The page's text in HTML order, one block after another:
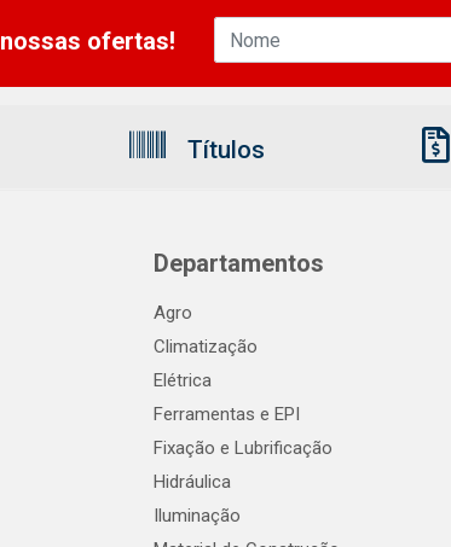
ofertas!
Títulos
Departamentos
Agro
Climatização
Elétrica
Ferramentas e EPI
Fixação e Lubrificação
Hidráulica
Iluminação